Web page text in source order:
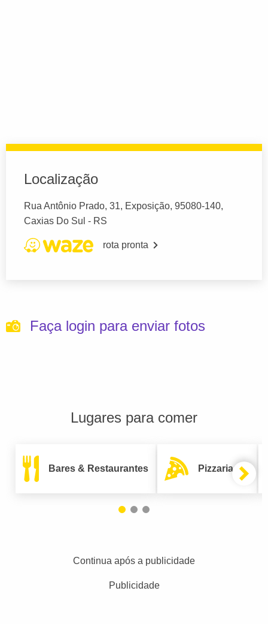
Localização
Rua Antônio Prado, 31, Exposição, 95080-140,
Caxias Do Sul - RS
rota pronta
Faça login para enviar fotos
Lugares para comer
Bares & Restaurantes Pizzarias
Continua após a publicidade
Publicidade